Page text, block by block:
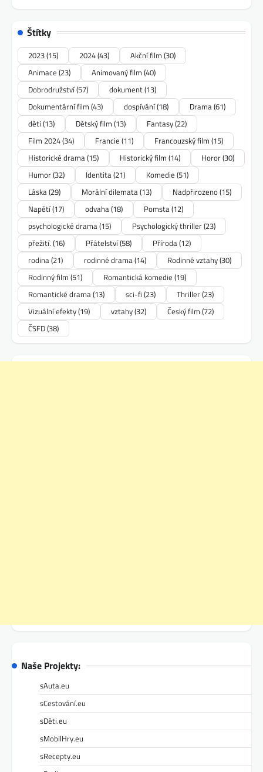
Štítky
2023(15) 2024(43) Akční film (30)
Animace (23) Animovaný film (40)
Dobrodružství(57) dokument(13)
Dokumentární film (43) dospívání(18) Drama(61)
děti (13) Dětský film (13) Fantasy(22)
Film 2024(34) Francie (11) Francouzský film (15)
Historické drama(15) Historický film (14) Horor(30)
Humor(32) Identita(21) Komedie (51)
Láska(29) Morální dilemata(13) Nadpřirozeno(15)
Napětí(17) odvaha(18) Pomsta(12)
psychologické drama(15) Psychologický thriller(23)
přežití. (16) Přátelství(58) Příroda(12)
rodina(21) rodinné drama(14) Rodinné vztahy(30)
Rodinný film (51) Romantická komedie (19)
Romantické drama(13) sci-fi (23) Thriller(23)
Vizuální efekty(19) vztahy(32) Český film (72)
ČSFD(38)
Naše Projekty:
sAuta.eu
sCestování.eu
sDěti.eu
sMobilHry.eu
sRecepty.eu